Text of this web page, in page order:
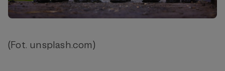
(Fot. unsplash.com)